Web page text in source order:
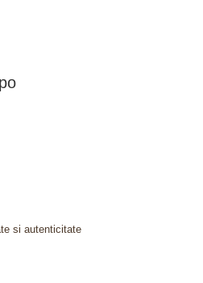
si autenticitate